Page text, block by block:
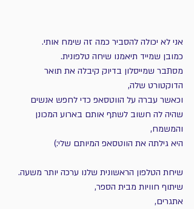
אני לא יכולה להסביר כמה זה שימח אותי.
כמובן שמייד תיאמנו שיחה טלפונית.
מסתבר שמייסלון בדיוק קיבלה את תואר
הדוקטורט שלה,
וכאשר עברה על הווטסאפ כדי לחפש אנשים
שהיה לה חשוב לשתף אותם בארוע המכונן
והמשמח,
היא גילתה את הווטסאפ המיותם שלי:)
שיחת הטלפון הראשונית שלנו ערכה יותר משעה.
שיתוף חוויות מבית הספר,
אתגרים,